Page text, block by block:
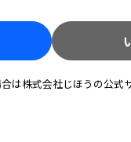
告も受けた。会員
。
は株式会社じほうの公式